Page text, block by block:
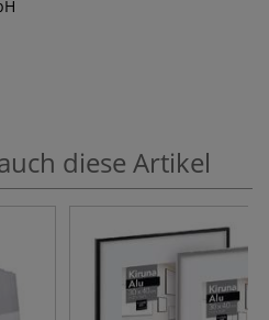
diese Artikel